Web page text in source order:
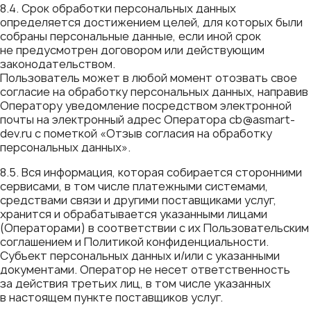
8.4. Срок обработки персональных данных
определяется достижением целей, для которых были
собраны персональные данные, если иной срок
не предусмотрен договором или действующим
законодательством.
Пользователь может в любой момент отозвать свое
согласие на обработку персональных данных, направив
Оператору уведомление посредством электронной
почты на электронный адрес Оператора cb@asmart-
dev.ru с пометкой «Отзыв согласия на обработку
персональных данных».
8.5. Вся информация, которая собирается сторонними
сервисами, в том числе платежными системами,
средствами связи и другими поставщиками услуг,
хранится и обрабатывается указанными лицами
(Операторами) в соответствии с их Пользовательским
соглашением и Политикой конфиденциальности.
Субъект персональных данных и/или с указанными
документами. Оператор не несет ответственность
за действия третьих лиц, в том числе указанных
в настоящем пункте поставщиков услуг.